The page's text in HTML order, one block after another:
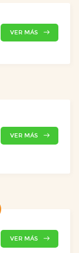
VER MÁS
VER MÁS
VER MÁS